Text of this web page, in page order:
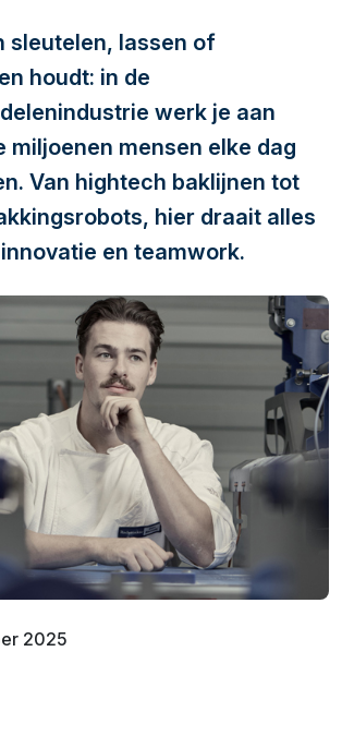
sleutelen, lassen of
houdt: in de
werk je aan
miljoenen mensen elke dag
Van hightech baklijnen tot
hier draait alles
en teamwork.
2025